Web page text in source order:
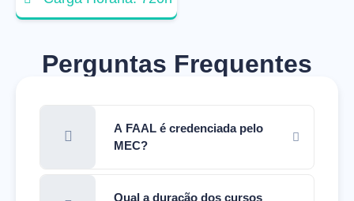
Perguntas Frequentes
A FAAL é credenciada pelo
MEC?
Qual a duração dos cursos